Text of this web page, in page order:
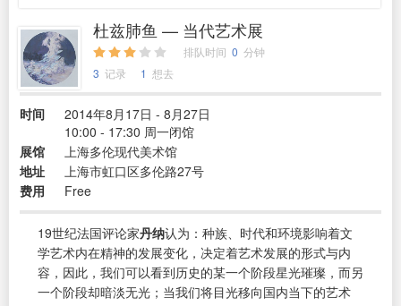
杜兹肺鱼 — 当代艺术展
排队时间 0 分钟
3 记录 1 想去
时间
2014年8月17日 - 8月27日
10:00 - 17:30 周一闭馆
展馆
上海多伦现代美术馆
地址
上海市虹口区多伦路27号
费用
Free
19世纪法国评论家丹纳认为：种族、时代和环境影响着文
学艺术内在精神的发展变化，决定着艺术发展的形式与内
容，因此，我们可以看到历史的某一个阶段星光璀璨，而另
一个阶段却暗淡无光；当我们将目光移向国内当下的艺术